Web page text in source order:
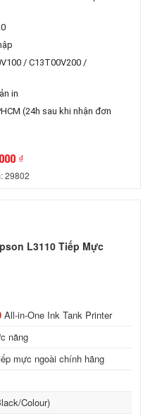
/ C13T00V200 /
in
(24h sau khi nhận đơn
₫
29802
L3110 Tiếp Mực
All-in-One Ink Tank Printer
năng
mực ngoài chính hãng
Colour)